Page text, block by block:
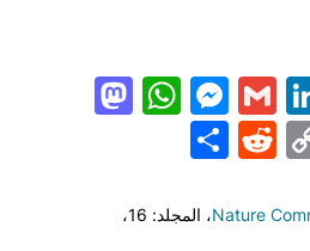
LinkedIn
Gmail
Copy
Reddit
Share
Nature، المجلد: 16
،